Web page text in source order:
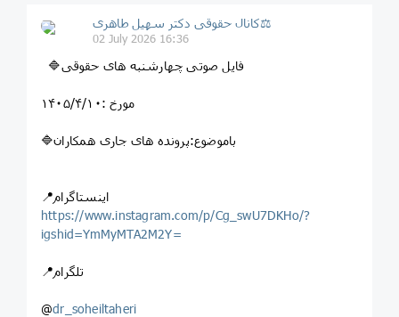
کانال حقوقی دکتر سهيل طاهری⚖
02 July 2026 16:36
🔷فایل صوتی چهارشنبه های حقوقی
مورخ :۱۴۰۵/۴/۱۰
🔷باموضوع:پرونده های جاری همکاران
📍اینستاگرام
https://www.instagram.com/p/Cg_swU7DKHo/?
igshid=YmMyMTA2M2Y=
📍تلگرام
@dr_soheiltaheri